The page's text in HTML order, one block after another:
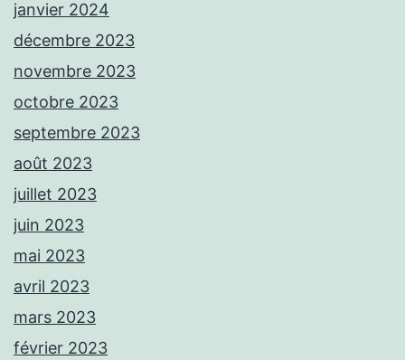
janvier 2024
décembre 2023
novembre 2023
octobre 2023
septembre 2023
août 2023
juillet 2023
juin 2023
mai 2023
avril 2023
mars 2023
février 2023